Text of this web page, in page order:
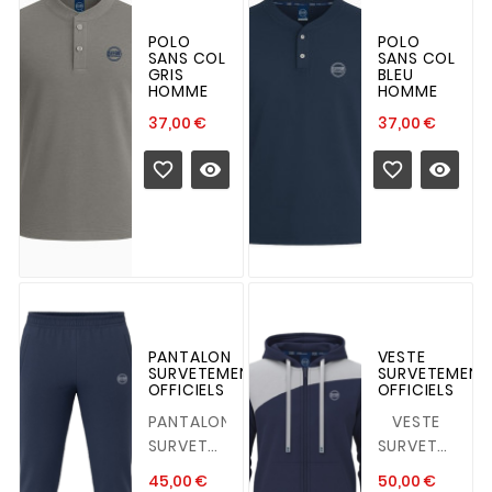
POLO
SANS COL
GRIS
HOMME
37,00 €
 
POLO
SANS COL
BLEU
HOMME
37,00 €
 
PANTALON
SURVETEMENT
OFFICIELS
PANTALON
SURVETEMENT
45,00 € Prix
VESTE
SURVETEMENT
OFFICIELS
VESTE
SURVETEMENT
50,00 €